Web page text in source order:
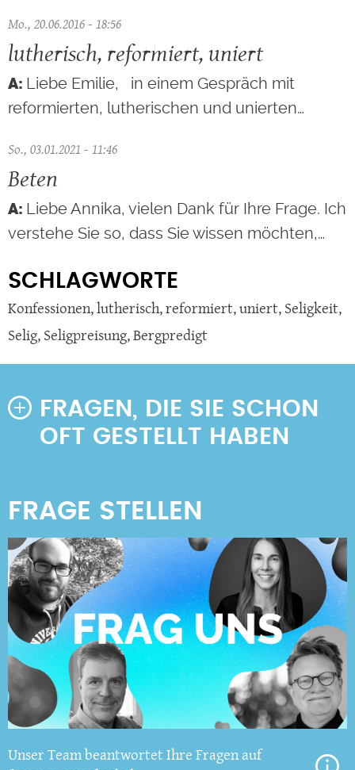
Mo., 20.06.2016 - 18:56
lutherisch, reformiert, uniert
Liebe Emilie, in einem Gespräch mit
reformierten, lutherischen und unierten…
So., 03.01.2021 - 11:46
Beten
Liebe Annika, vielen Dank für Ihre Frage. Ich
verstehe Sie so, dass Sie wissen möchten,…
SCHLAGWORTE
Konfessionen,lutherisch,reformiert,uniert,Seligkeit,
Selig,Seligpreisung,Bergpredigt
FRAGEN, DIE SIE SCHON
OFT GESTELLT HABEN
Unser Team beantwortet Ihre Fragen auf